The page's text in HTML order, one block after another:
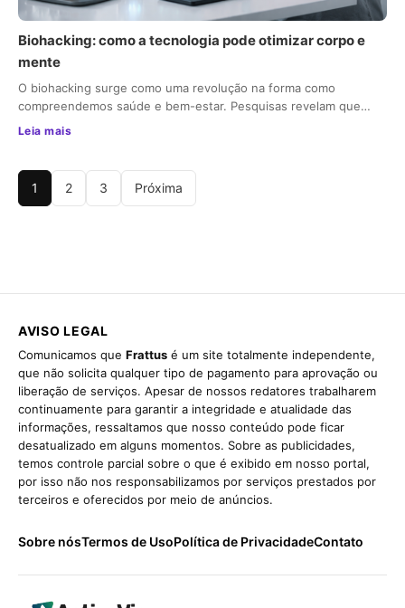
Biohacking: como a tecnologia pode otimizar corpo e
mente
O biohacking surge como uma revolução na forma como
compreendemos saúde e bem-estar. Pesquisas revelam que…
Leia mais
1 2 3 Próxima
AVISO LEGAL
Comunicamos que Frattus é um site totalmente independente,
que não solicita qualquer tipo de pagamento para aprovação ou
liberação de serviços. Apesar de nossos redatores trabalharem
continuamente para garantir a integridade e atualidade das
informações, ressaltamos que nosso conteúdo pode ficar
desatualizado em alguns momentos. Sobre as publicidades,
temos controle parcial sobre o que é exibido em nosso portal,
por isso não nos responsabilizamos por serviços prestados por
terceiros e oferecidos por meio de anúncios.
Sobre nósTermos de UsoPolítica de PrivacidadeContato